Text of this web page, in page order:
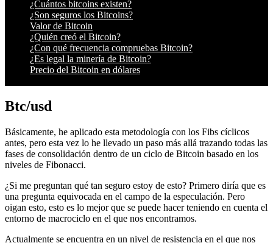
¿Cuántos bitcoins existen?
¿Son seguros los Bitcoins?
Valor de Bitcoin
¿Quién creó el Bitcoin?
¿Con qué frecuencia compruebas Bitcoin?
¿Es legal la minería de Bitcoin?
Precio del Bitcoin en dólares
Btc/usd
Básicamente, he aplicado esta metodología con los Fibs cíclicos
antes, pero esta vez lo he llevado un paso más allá trazando todas las
fases de consolidación dentro de un ciclo de Bitcoin basado en los
niveles de Fibonacci.
¿Si me preguntan qué tan seguro estoy de esto? Primero diría que es
una pregunta equivocada en el campo de la especulación. Pero
oigan esto, esto es lo mejor que se puede hacer teniendo en cuenta el
entorno de macrociclo en el que nos encontramos.
Actualmente se encuentra en un nivel de resistencia en el que nos